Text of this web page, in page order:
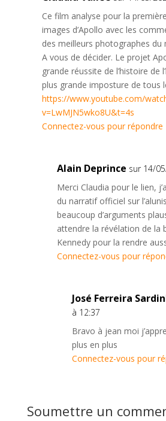
Ce film analyse pour la
images d’Apollo avec les
des meilleurs photographes du
A vous de décider. Le projet
grande réussite de l’histoire de
plus grande imposture de tous
https://www.youtube.com/
v=LwMJN5wko8U&t=4s
Connectez-vous pour répondre
Alain Deprince sur 14/
Merci Claudia pour le lien,
du narratif officiel sur
beaucoup d’arguments
attendre la révélation de la
Kennedy pour la rendre
Connectez-vous pour
José Ferreira
à 12:37
Bravo à jean moi
plus en plus
Connectez-vous pour
Soumettre un